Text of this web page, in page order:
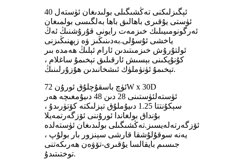
40 ئېگىزلىكنى تەڭشىگىلى بولىدىغان ئۈستەل
ئۈستى يۇقىرى باھالىق باھا بەلگىسى بولمىغان
ئەرگونومىيىلىك خىزمەت رايونى قۇرۇشنىڭ ئەڭ
ياخشى ئۇسۇلى.بەدىنىڭىز ۋە زېھنىڭىزنى
ئولتۇرۇش خىزمىتىدىن ئارام ئېلىڭ ھەمدە بىر
كۇنۇپكىنى بېسىش ئارقىلىق تېخىمۇ ساغلام ،
تېخىمۇ ئۈنۈملۈك ئىشخانىدىن ھۇزۇرلىنىڭ.
ئۈچ باسقۇچلۇق ئورۇن 72W x 30D
ئۈستەلئۈستىنى 28 دىن 48 دىيۇمغىچە ھەر
سېكۇنتتا 1.25 دىيۇملۇق تېزلىكتە كۆتۈرىدۇ ،
بۇنداق بولغاندا ئورۇننى ئۆزگەرتمەيلا
ئۆزگەرتەلەيسىز.تەڭشىگىلى بولىدىغان ئۈستەلدە
يەنە سوقۇلۇشقا قارشى سېنزور بار بولۇپ ،
جىسىم بايقالسا يۇقىرى-تۆۋەن ھەرىكەتنى
توختىتىدۇ.